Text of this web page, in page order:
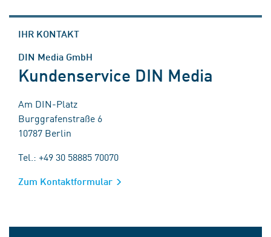
IHR KONTAKT
DIN Media GmbH
Kundenservice DIN Media
Am DIN-Platz
Burggrafenstraße 6
10787 Berlin
Tel.: +49 30 58885 70070
Zum Kontaktformular